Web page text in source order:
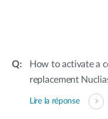
How to activate a
replacement
Lire la réponse